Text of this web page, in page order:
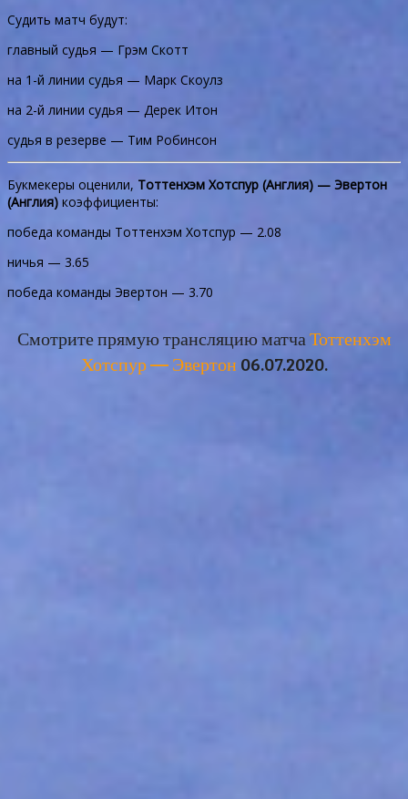
Судить матч будут:
главный судья — Грэм Скотт
на 1-й линии судья — Марк Скоулз
на 2-й линии судья — Дерек Итон
судья в резерве — Тим Робинсон
Букмекеры оценили, Тоттенхэм Хотспур (Англия) — Эвертон
(Англия) коэффициенты:
победа команды Тоттенхэм Хотспур — 2.08
ничья — 3.65
победа команды Эвертон — 3.70
Смотрите прямую трансляцию матчаТоттенхэм
Хотспур — Эвертон 06.07.2020.